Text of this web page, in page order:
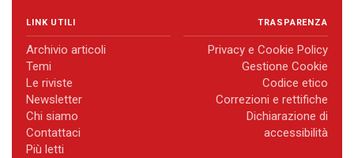
LINK UTILI
Archivio articoli
Temi
Le riviste
Newsletter
Chi siamo
Contattaci
Più letti
TRASPARENZA
Privacy e Cookie Policy
Gestione Cookie
Codice etico
Correzioni e rettifiche
Dichiarazione di
accessibilità